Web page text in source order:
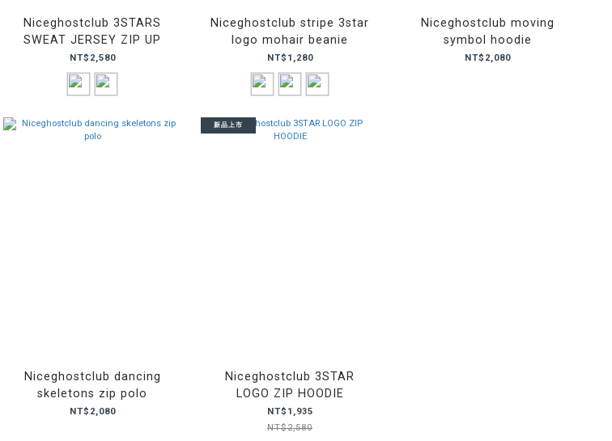
Niceghostclub 3STARS
SWEAT JERSEY ZIP UP
NT$2,580
Niceghostclub stripe 3star
logo mohair beanie
NT$1,280
Niceghostclub moving
symbol hoodie
NT$2,080
Niceghostclub dancing
skeletons zip polo
NT$2,080
新品上市
Niceghostclub 3STAR
LOGO ZIP HOODIE
NT$1,935
NT$2,580